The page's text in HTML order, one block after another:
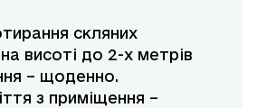
скляних
висоті до 2-х метрів
– щоденно.
з приміщення –